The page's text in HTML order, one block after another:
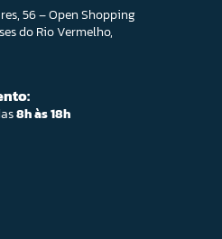
56 – Open Shopping
do Rio Vermelho,
8h às 18h